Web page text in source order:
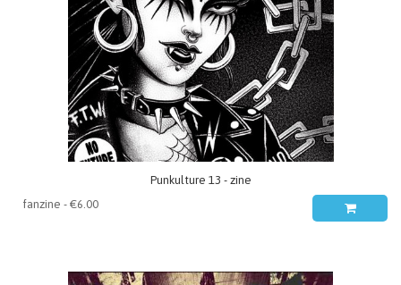
Punkulture 13 - zine